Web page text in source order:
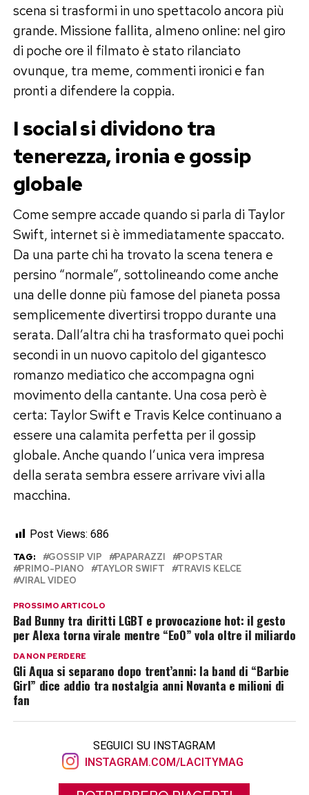
scena si trasformi in uno spettacolo ancora più
grande. Missione fallita, almeno online: nel giro
di poche ore il filmato è stato rilanciato
ovunque, tra meme, commenti ironici e fan
pronti a difendere la coppia.
I social si dividono tra
tenerezza, ironia e gossip
globale
Come sempre accade quando si parla di Taylor
Swift, internet si è immediatamente spaccato.
Da una parte chi ha trovato la scena tenera e
persino “normale”, sottolineando come anche
una delle donne più famose del pianeta possa
semplicemente divertirsi troppo durante una
serata. Dall’altra chi ha trasformato quei pochi
secondi in un nuovo capitolo del gigantesco
romanzo mediatico che accompagna ogni
movimento della cantante. Una cosa però è
certa: Taylor Swift e Travis Kelce continuano a
essere una calamita perfetta per il gossip
globale. Anche quando l’unica vera impresa
della serata sembra essere arrivare vivi alla
macchina.
Post Views: 686
TAG: GOSSIP VIP PAPARAZZI
POPSTAR
PRIMO-PIANO
TAYLOR SWIFT
TRAVIS KELCE
VIRAL VIDEO
PROSSIMO ARTICOLO
Bad Bunny tra diritti LGBT e provocazione hot: il gesto
per Alexa torna virale mentre “EoO” vola oltre il miliardo
DA NON PERDERE
Gli Aqua si separano dopo trent’anni: la band di “Barbie
Girl” dice addio tra nostalgia anni Novanta e milioni di
fan
SEGUICI SU INSTAGRAM
INSTAGRAM.COM/LACITYMAG